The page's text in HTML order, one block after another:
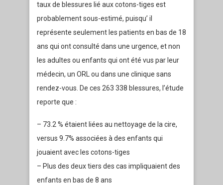
taux de blessures lié aux cotons-tiges est
probablement sous-estimé, puisqu’ il
représente seulement les patients en bas de 18
ans qui ont consulté dans une urgence, et non
les adultes ou enfants qui ont été vus par leur
médecin, un ORL ou dans une clinique sans
rendez-vous. De ces 263 338 blessures, l’étude
reporte que :
– 73.2 % étaient liées au nettoyage de la cire,
versus 9.7% associées à des enfants qui
jouaient avec les cotons-tiges
– Plus des deux tiers des cas impliquaient des
enfants en bas de 8 ans